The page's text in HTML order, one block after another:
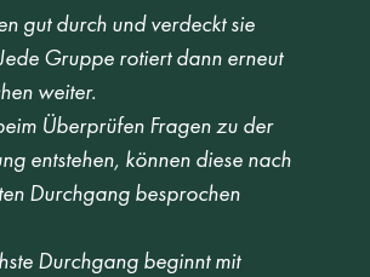
gut durch und verdeckt sie
Gruppe rotiert dann erneut
weiter.
Überprüfen Fragen zu der
entstehen, können diese nach
Durchgang besprochen
Durchgang beginnt mit